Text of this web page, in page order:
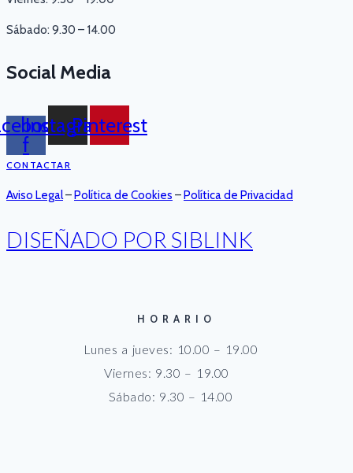
Sábado: 9.30 – 14.00
Social Media
f
InstagramPinterest
CONTACTAR
Aviso Legal–Política de Cookies –Política de Privacidad
DISEÑADO POR SIBLINK
HORARIO
Lunes a jueves: 10.00 – 19.00
Viernes: 9.30 – 19.00
Sábado: 9.30 – 14.00